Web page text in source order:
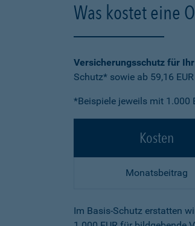
Was kostet eine
Versicherungsschutz für
Schutz* sowie ab 59,16
*Beispiele jeweils mit 1.000
Kosten
Monatsbeitrag
Im Basis-Schutz erstatten